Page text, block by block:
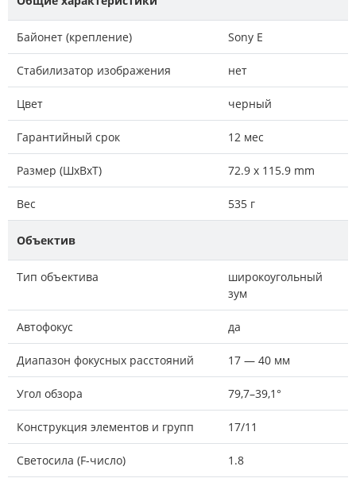
Байонет (крепление) Sony E
Стабилизатор изображения нет
Цвет черный
Гарантийный срок 12 мес
Размер (ШxВxТ) 72.9 x 115.9 mm
Вес 535 г
Объектив
Тип объектива
широкоугольный
зум
Автофокус да
Диапазон фокусных расстояний 17 — 40 мм
Угол обзора 79,7–39,1°
Конструкция элементов и групп 17/11
Светосила (F-число) 1.8